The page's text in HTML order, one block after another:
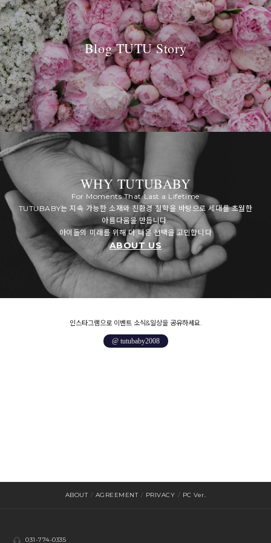
Blog TUTU Story
WHY TUTUBABY
For Moments That Last a Lifetime
TUTUBABY는 지속 가능한 소재와 친환경 철학을 바탕으로 세대를 초월한
아름다움을 만듭니다.
아이들의 미래를 위해 더 나은 선택을 고민합니다
ABOUT US
인스타그램으로 이벤트 소식&일상을 공유하세요.
@ tutubaby2008
ABOUT / AGREEMENT / PRIVACY / PC Ver.
031-774-0335